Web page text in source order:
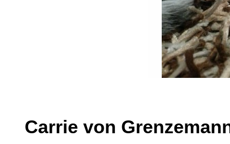
Carrie von